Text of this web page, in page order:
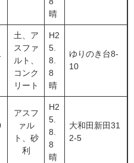
晴
土、ア
スファ
ルト、
コンク
リート
H2
5.
8.
8
晴
ゆりのき台8-
10
アスフ
ァル
ト、砂
利
H2
5.
8.
8
晴
大和田新田31
2-5